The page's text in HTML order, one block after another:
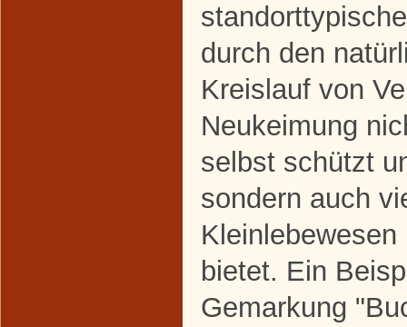
durch den
Kreislauf von
Neukeimung
selbst schützt
sondern auch
bietet. Ein
Gemarkung